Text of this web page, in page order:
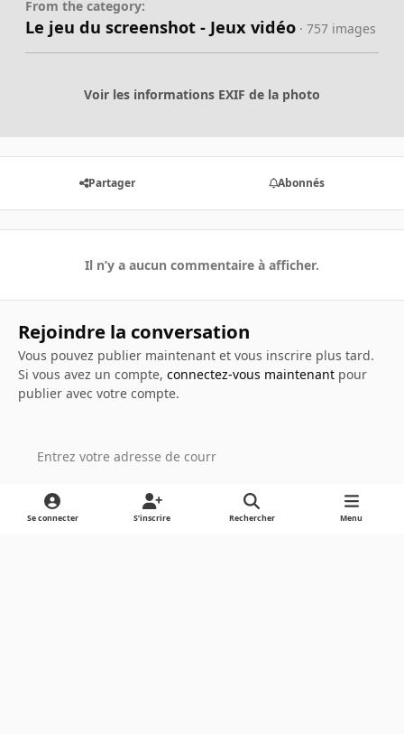
From the category:
Le jeu du screenshot - Jeux vidéo · 757 images
Voir les informations EXIF de la photo
Partager Abonnés
Il n’y a aucun commentaire à afficher.
Rejoindre la conversation
Vous pouvez publier maintenant et vous inscrire plus tard.
Si vous avez un compte, connectez-vous maintenantpour
publier avec votre compte.
Ajouter un commentaire…
Se connecter S’inscrire Rechercher Menu